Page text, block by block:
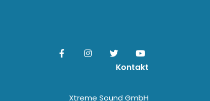
Kontakt
Xtreme Sound GmbH